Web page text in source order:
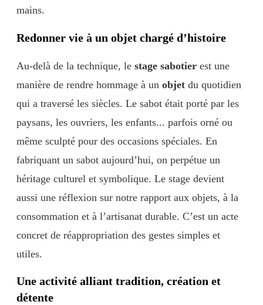
mains.
Redonner vie à un objet chargé d’histoire
Au-delà de la technique, le stage sabotier est une
manière de rendre hommage à un objet du quotidien
qui a traversé les siècles. Le sabot était porté par les
paysans, les ouvriers, les enfants... parfois orné ou
même sculpté pour des occasions spéciales. En
fabriquant un sabot aujourd’hui, on perpétue un
héritage culturel et symbolique. Le stage devient
aussi une réflexion sur notre rapport aux objets, à la
consommation et à l’artisanat durable. C’est un acte
concret de réappropriation des gestes simples et
utiles.
Une activité alliant tradition, création et
détente